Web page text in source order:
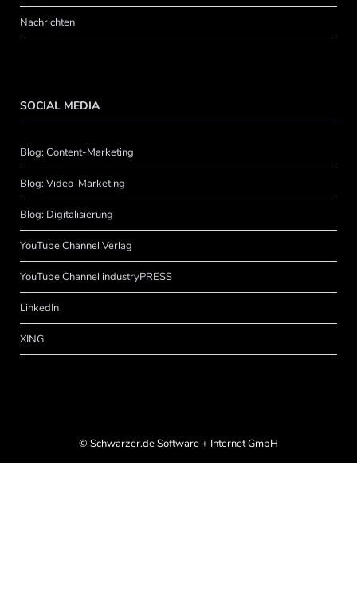
Nachrichten
SOCIAL MEDIA
Blog: Content-Marketing
Blog: Video-Marketing
Blog: Digitalisierung
YouTube Channel Verlag
YouTube Channel industryPRESS
LinkedIn
XING
© Schwarzer.de Software + Internet GmbH